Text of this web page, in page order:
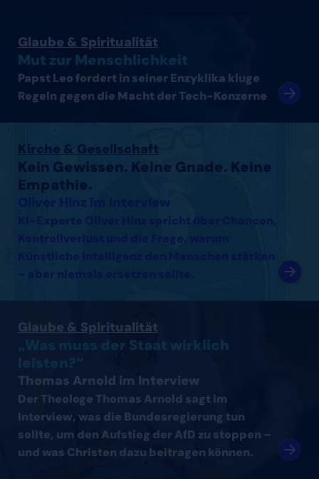
Glaube & Spiritualität
Mut zur Menschlichkeit
Papst Leo fordert in seiner Enzyklika kluge
Regeln gegen die Macht der Tech-Konzerne
Kirche & Gesellschaft
Kein Gewissen. Keine Gnade. Keine
Empathie.
Oliver Hinz im Interview
KI-Experte Oliver Hinz spricht über Chancen,
Kontrollverlust und die Frage, warum
Künstliche Intelligenz den Menschen stärken
– aber niemals ersetzen sollte.
Glaube & Spiritualität
„Was muss der Staat wirklich
leisten?“
Thomas Arnold im Interview
Der Theologe Thomas Arnold sagt im
Interview, was die Bundesregierung tun
sollte, um den Aufstieg der AfD zu stoppen –
und was Christen dazu beitragen können.